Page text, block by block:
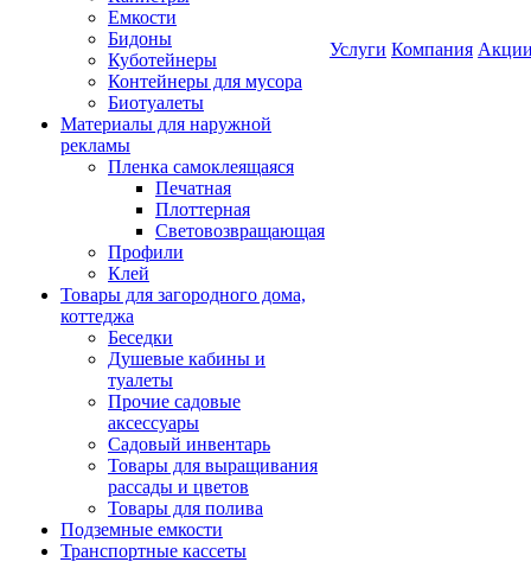
Емкости
Бидоны
Куботейнеры
Контейнеры для мусора
Биотуалеты
Материалы для наружной
рекламы
Пленка самоклеящаяся
Печатная
Плоттерная
Световозвращающая
Профили
Клей
Товары для загородного дома,
коттеджа
Беседки
Душевые кабины и
туалеты
Прочие садовые
аксессуары
Садовый инвентарь
Товары для выращивания
рассады и цветов
Товары для полива
Подземные емкости
Транспортные кассеты
Услуги Компания